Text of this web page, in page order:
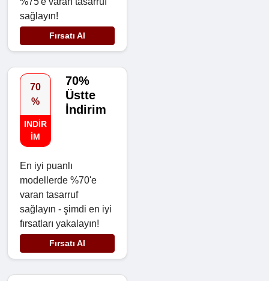
sağlayın!
Fırsatı Al
70
%
INDIR
IM
70%
Üstte
İndirim
En iyi puanlı
modellerde %70'e
varan tasarruf
sağlayın - şimdi en iyi
fırsatları yakalayın!
Fırsatı Al